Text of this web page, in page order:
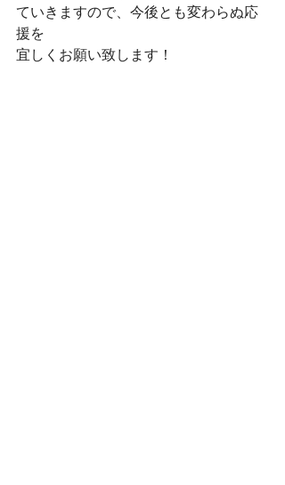
ていきますので、今後とも変わらぬ応
援を
宜しくお願い致します！